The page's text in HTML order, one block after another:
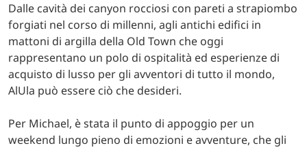
Dalle cavità dei canyon rocciosi con pareti a strapiombo
forgiati nel corso di millenni, agli antichi edifici in
mattoni di argilla della Old Town che oggi
rappresentano un polo di ospitalità ed esperienze di
acquisto di lusso per gli avventori di tutto il mondo,
AlUla può essere ciò che desideri.
Per Michael, è stata il punto di appoggio per un
weekend lungo pieno di emozioni e avventure, che gli